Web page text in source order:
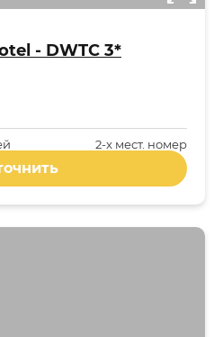
- DWTC 3*
2-x мест. номер